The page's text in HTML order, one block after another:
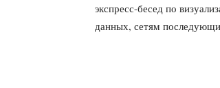
экспресс-бесед по
данных, сетям